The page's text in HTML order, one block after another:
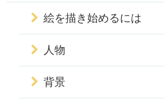
絵を描き始めるには
人物
背景